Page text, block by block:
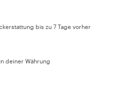
bis zu 7 Tage vorher
deiner Währung